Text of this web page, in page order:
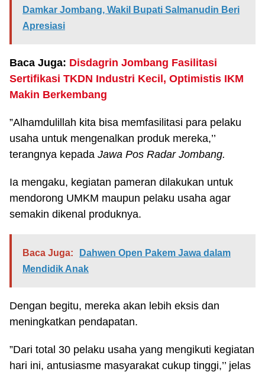
Damkar Jombang, Wakil Bupati Salmanudin Beri
Apresiasi
Baca Juga: Disdagrin Jombang Fasilitasi
Sertifikasi TKDN Industri Kecil, Optimistis IKM
Makin Berkembang
”Alhamdulillah kita bisa memfasilitasi para pelaku
usaha untuk mengenalkan produk mereka,’’
terangnya kepada Jawa Pos Radar Jombang.
Ia mengaku, kegiatan pameran dilakukan untuk
mendorong UMKM maupun pelaku usaha agar
semakin dikenal produknya.
Baca Juga:
Dahwen Open Pakem Jawa dalam
Mendidik Anak
Dengan begitu, mereka akan lebih eksis dan
meningkatkan pendapatan.
”Dari total 30 pelaku usaha yang mengikuti kegiatan
hari ini, antusiasme masyarakat cukup tinggi,’’ jelas